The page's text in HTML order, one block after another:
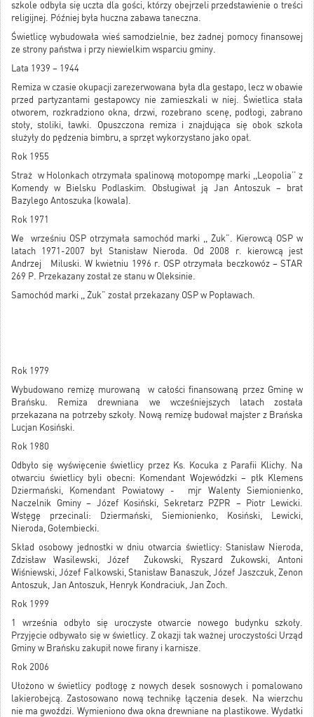
szkole odbyła się uczta dla gości, którzy obejrzeli przedstawienie o treści
religijnej. Później była huczna zabawa taneczna.
Świetlicę wybudowała wieś samodzielnie, bez żadnej pomocy finansowej
ze strony państwa i przy niewielkim wsparciu gminy.
Lata 1939 – 1944
Remiza w czasie okupacji zarezerwowana była dla gestapo, lecz w obawie
przed partyzantami gestapowcy nie zamieszkali w niej. Świetlica stała
otworem, rozkradziono okna, drzwi, rozebrano scenę, podłogi, zabrano
stoły, stoliki, ławki. Opuszczona remiza i znajdująca się obok szkoła
służyły do pędzenia bimbru, a sprzęt wykorzystano jako opał.
Rok 1955
Straż w Holonkach otrzymała spalinową motopompę marki ,,Leopolia’’ z
Komendy w Bielsku Podlaskim. Obsługiwał ją Jan Antoszuk – brat
Bazylego Antoszuka (kowala).
Rok 1971
We wrześniu OSP otrzymała samochód marki ,, Żuk”. Kierowcą OSP w
latach 1971-2007 był Stanisław Nieroda. Od 2008 r. kierowcą jest
Andrzej Miluski. W kwietniu 1996 r. OSP otrzymała beczkowóz – STAR
269 P. Przekazany został ze stanu w Oleksinie.
Samochód marki ,, Żuk” został przekazany OSP w Popławach.
Rok 1979
Wybudowano remizę murowaną w całości finansowaną przez Gminę w
Brańsku. Remiza drewniana we wcześniejszych latach została
przekazana na potrzeby szkoły. Nową remizę budował majster z Brańska
Lucjan Kosiński.
Rok 1980
Odbyło się wyświęcenie świetlicy przez Ks. Kocuka z Parafii Klichy. Na
otwarciu świetlicy byli obecni: Komendant Wojewódzki – płk Klemens
Dziermański, Komendant Powiatowy - mjr Walenty Siemionienko,
Naczelnik Gminy – Józef Kosiński, Sekretarz PZPR – Piotr Lewicki.
Wstęgę przecinali: Dziermański, Siemionienko, Kosiński, Lewicki,
Nieroda, Gołembiecki.
Skład osobowy jednostki w dniu otwarcia świetlicy: Stanisław Nieroda,
Zdzisław Wasilewski, Józef Żukowski, Ryszard Żukowski, Antoni
Wiśniewski, Józef Falkowski, Stanisław Banaszuk, Józef Jaszczuk, Zenon
Antoszuk, Jan Antoszuk, Henryk Kondraciuk, Jan Żoch.
Rok 1999
1 września odbyło się uroczyste otwarcie nowego budynku szkoły.
Przyjęcie odbywało się w świetlicy. Z okazji tak ważnej uroczystości Urząd
Gminy w Brańsku zakupił nowe firany i karnisze.
Rok 2006
Ułożono w świetlicy podłogę z nowych desek sosnowych i pomalowano
lakierobejcą. Zastosowano nową technikę łączenia desek. Na wierzchu
nie ma gwoździ. Wymieniono dwa okna drewniane na plastikowe. Wydatki